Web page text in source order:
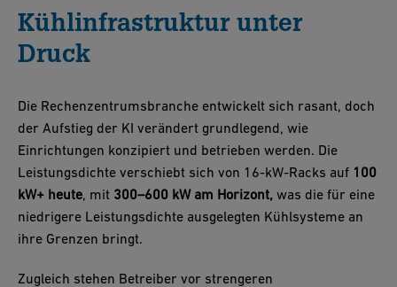
Kühlinfrastruktur unter
Druck
Die Rechenzentrumsbranche entwickelt sich rasant, doch
der Aufstieg der KI verändert grundlegend, wie
Einrichtungen konzipiert und betrieben werden. Die
Leistungsdichte verschiebt sich von 16-kW-Racks auf 100
kW+ heute, mit 300–600 kW am Horizont, was die für eine
niedrigere Leistungsdichte ausgelegten Kühlsysteme an
ihre Grenzen bringt.
Zugleich stehen Betreiber vor strengeren